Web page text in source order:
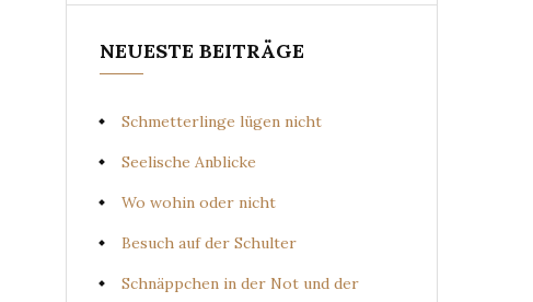
NEUESTE BEITRÄGE
Schmetterlinge lügen nicht
Seelische Anblicke
Wo wohin oder nicht
Besuch auf der Schulter
Schnäppchen in der Not und der